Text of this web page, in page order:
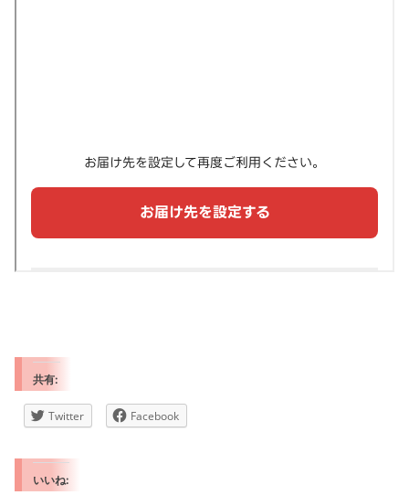
共有:
Twitter Facebook
いいね: